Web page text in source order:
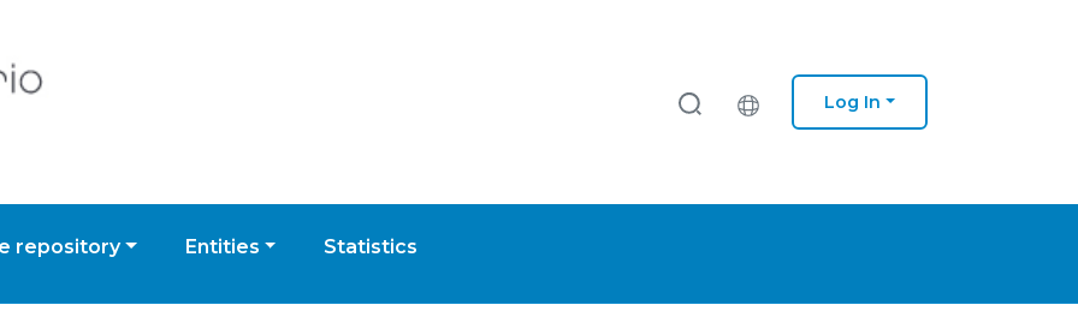
Log In
repository Entities Statistics